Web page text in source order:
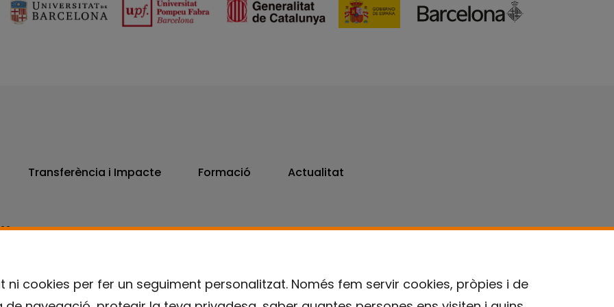
cookies per fer un seguiment personalitzat. Només fem servir cookies, pròpies i de
Transferència i Impacte Formació Actualitat